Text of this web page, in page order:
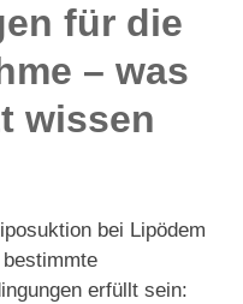
für die
– was
wissen
bei Lipödem
erfüllt sein: